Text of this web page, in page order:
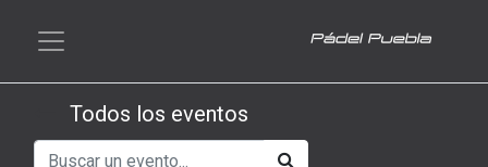
Todos los eventos